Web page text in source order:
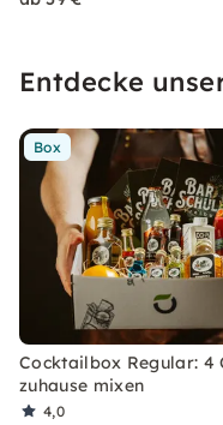
Entdecke
Box
Cocktailbox Regular: 4
zuhause mixen
4,0